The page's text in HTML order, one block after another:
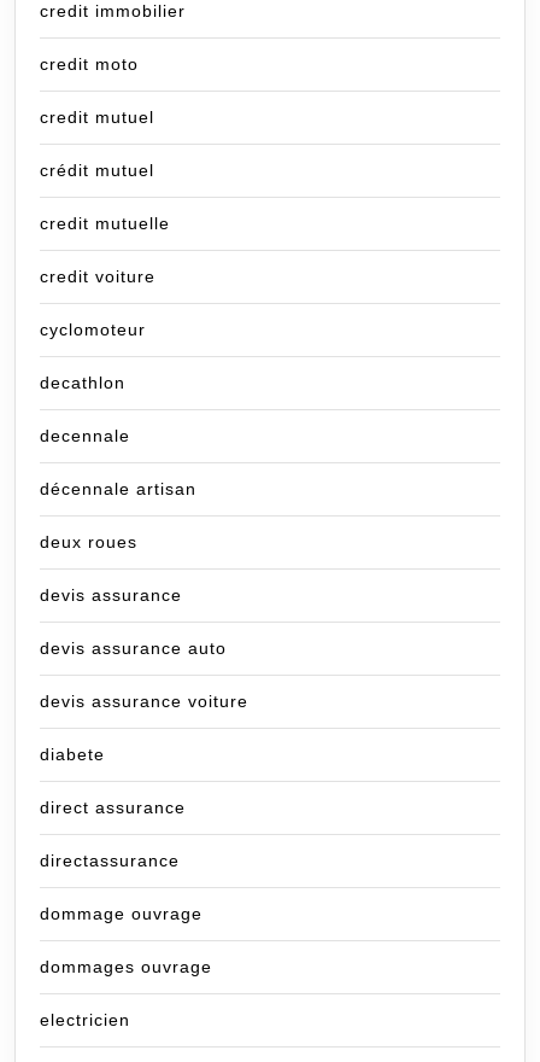
credit immobilier
credit moto
credit mutuel
crédit mutuel
credit mutuelle
credit voiture
cyclomoteur
decathlon
decennale
décennale artisan
deux roues
devis assurance
devis assurance auto
devis assurance voiture
diabete
direct assurance
directassurance
dommage ouvrage
dommages ouvrage
electricien